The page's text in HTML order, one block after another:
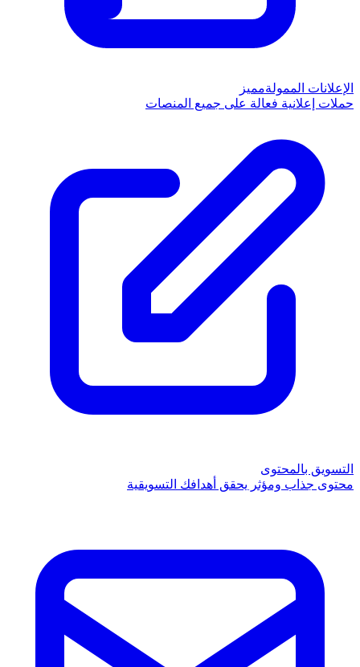
الإعلانات الممولةمميز
حملات إعلانية فعالة على جميع المنصات
التسويق بالمحتوى
محتوى جذاب ومؤثر يحقق أهدافك التسويقية